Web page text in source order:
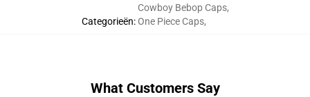
Categorieën:
Cowboy Bebop Caps,
One Piece Caps,
What Customers Say